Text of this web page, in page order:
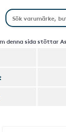
denna sida stöttar